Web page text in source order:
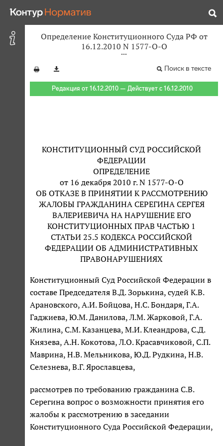
Определение Конституционного Суда РФ от
16.12.2010 N 1577-О-О
Поиск в тексте
Редакция от 16.12.2010 — Действует с 16.12.2010
КОНСТИТУЦИОННЫЙ СУД РОССИЙСКОЙ
ФЕДЕРАЦИИ
ОПРЕДЕЛЕНИЕ
от 16 декабря 2010 г. N 1577-О-О
ОБ ОТКАЗЕ В ПРИНЯТИИ К РАССМОТРЕНИЮ
ЖАЛОБЫ ГРАЖДАНИНА СЕРЕГИНА СЕРГЕЯ
ВАЛЕРИЕВИЧА НА НАРУШЕНИЕ ЕГО
КОНСТИТУЦИОННЫХ ПРАВ ЧАСТЬЮ 1
СТАТЬИ 25.5 КОДЕКСА РОССИЙСКОЙ
ФЕДЕРАЦИИ ОБ АДМИНИСТРАТИВНЫХ
ПРАВОНАРУШЕНИЯХ
Конституционный Суд Российской Федерации в
составе Председателя В.Д. Зорькина, судей К.В.
Арановского, А.И. Бойцова, Н.С. Бондаря, Г.А.
Гаджиева, Ю.М. Данилова, Л.М. Жарковой, Г.А.
Жилина, С.М. Казанцева, М.И. Клеандрова, С.Д.
Князева, А.Н. Кокотова, Л.О. Красавчиковой, С.П.
Маврина, Н.В. Мельникова, Ю.Д. Рудкина, Н.В.
Селезнева, В.Г. Ярославцева,
рассмотрев по требованию гражданина С.В.
Серегина вопрос о возможности принятия его
жалобы к рассмотрению в заседании
Конституционного Суда Российской Федерации,